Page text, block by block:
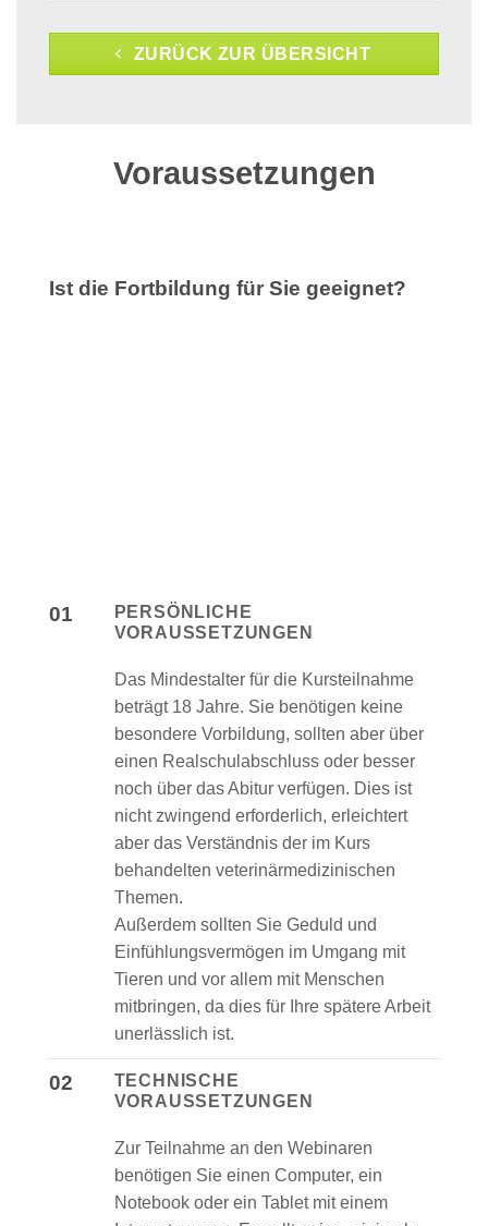
ZURÜCK ZUR ÜBERSICHT
Voraussetzungen
Ist die Fortbildung für Sie geeignet?
01
PERSÖNLICHE
VORAUSSETZUNGEN
Das Mindestalter für die Kursteilnahme
beträgt 18 Jahre. Sie benötigen keine
besondere Vorbildung, sollten aber über
einen Realschulabschluss oder besser
noch über das Abitur verfügen. Dies ist
nicht zwingend erforderlich, erleichtert
aber das Verständnis der im Kurs
behandelten veterinärmedizinischen
Themen.
Außerdem sollten Sie Geduld und
Einfühlungsvermögen im Umgang mit
Tieren und vor allem mit Menschen
mitbringen, da dies für Ihre spätere Arbeit
unerlässlich ist.
02
TECHNISCHE
VORAUSSETZUNGEN
Zur Teilnahme an den Webinaren
benötigen Sie einen Computer, ein
Notebook oder ein Tablet mit einem